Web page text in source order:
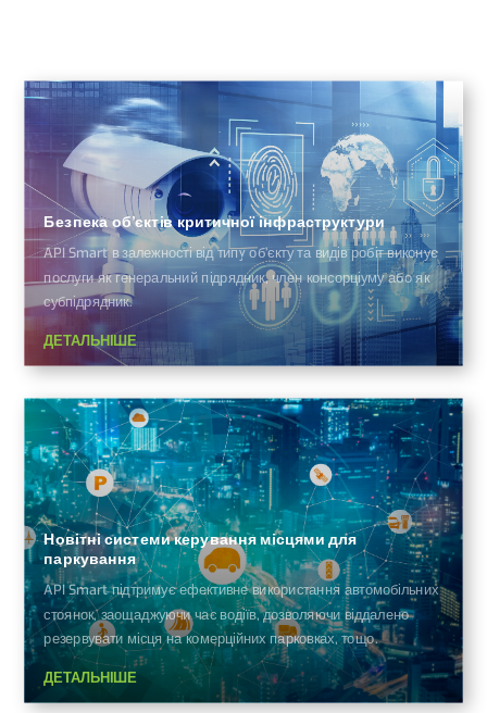
Безпека об’єктів критичної інфраструктури
API Smart в залежності від типу об’єкту та видів робіт виконує
послуги як генеральний підрядник, член консорціуму або як
субпідрядник.
ДЕТАЛЬНІШЕ
Новітні системи керування місцями для
паркування
API Smart підтримує ефективне використання автомобільних
стоянок, заощаджуючи час водіїв, дозволяючи віддалено
резервувати місця на комерційних парковках, тощо.
ДЕТАЛЬНІШЕ